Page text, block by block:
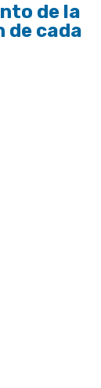
de la
de cada